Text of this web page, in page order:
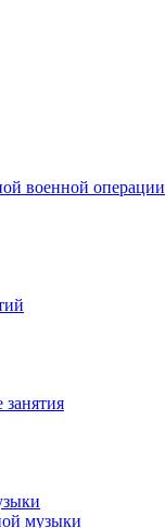
военной операции
музыки